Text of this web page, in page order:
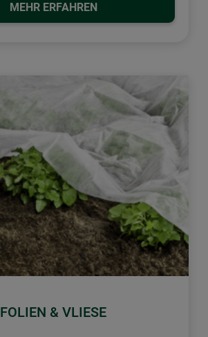
MEHR ERFAHREN
FOLIEN & VLIESE